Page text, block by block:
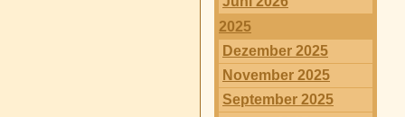
2025
Dezember 2025
November 2025
September 2025